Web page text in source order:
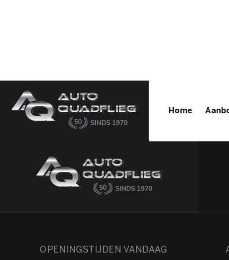
Home
OPENINGSTIJDEN VANDAAG